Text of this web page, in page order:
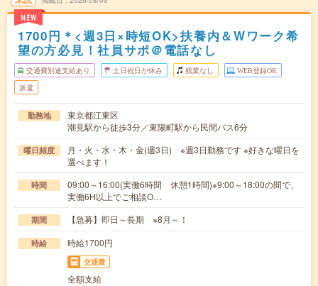
NEW
1700円＊<週3日×時短OK>扶養内＆Wワーク希
望の方必見！社員サポ＠電話なし
交通費別途支給あり 土日祝日が休み 残業なし WEB登録OK
派遣
勤務地
東京都江東区
潮見駅から徒歩3分／東陽町駅から民間バス6分
曜日頻度
月・火・水・木・金(週3日) ※週3日勤務です ※好きな曜日を
選べます！
時間
09:00～16:00(実働6時間 休憩1時間)※9:00～18:00の間で、
実働6H以上でご相談O…
期間 【急募】即日～長期 ※8月～！
時給 時給1700円
交通費
全額支給